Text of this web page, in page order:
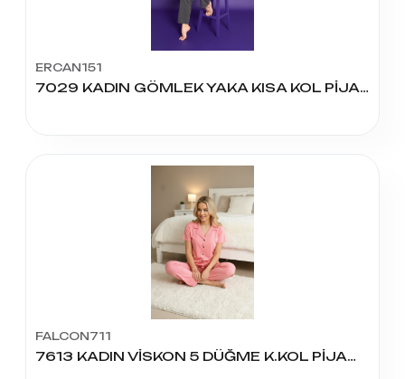
ERCAN151
7029 KADIN GÖMLEK YAKA KISA KOL PİJAMA TAKIM
FALCON711
7613 KADIN VİSKON 5 DÜĞME K.KOL PİJAMA TK